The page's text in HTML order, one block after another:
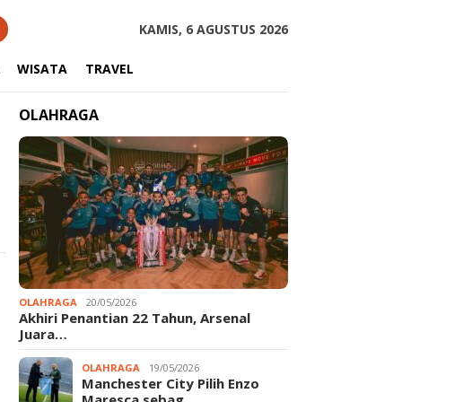
KAMIS, 6 AGUSTUS 2026
WISATA TRAVEL
OLAHRAGA
OLAHRAGA 20/05/2026
Akhiri Penantian 22 Tahun, Arsenal
Juara…
OLAHRAGA 19/05/2026
Manchester City Pilih Enzo